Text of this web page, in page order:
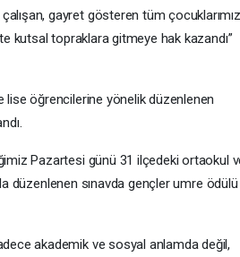
gayret gösteren tüm
kutsal topraklara gitmeye hak kazandı”
lise öğrencilerine yönelik düzenlenen
Pazartesi günü 31 ilçedeki ortaokul
düzenlenen sınavda gençler umre ödülü
akademik ve sosyal anlamda değil,